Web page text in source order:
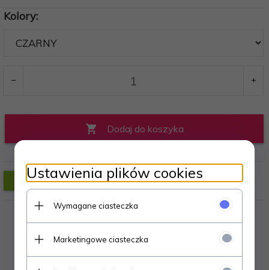
Kolory:
Dodaj do koszyka
Ustawienia plików cookies
Wymagane ciasteczka
Marketingowe ciasteczka